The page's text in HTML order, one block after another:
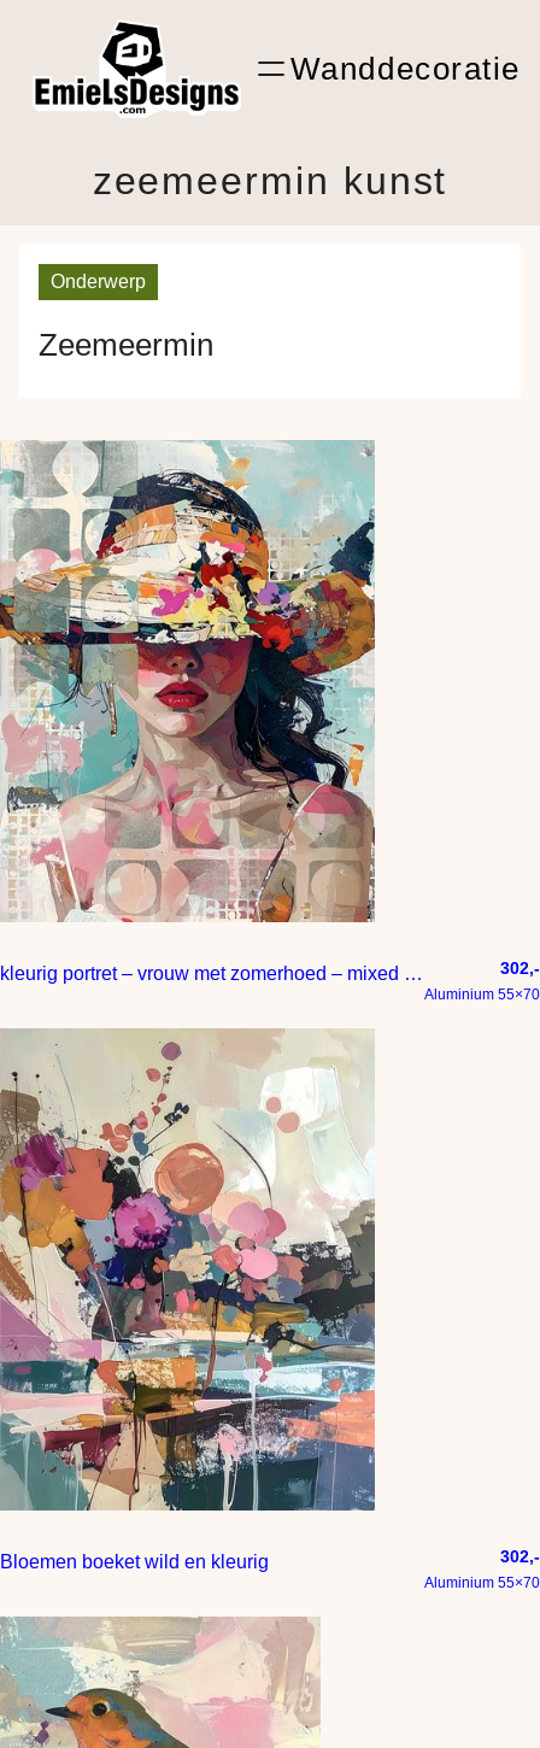
inhoud
Shop Kunst
Wanddecoratie
zeemeermin kunst
Onderwerp
Zeemeermin
kleurig portret – vrouw met zomerhoed – mixed media 302,-
Aluminium 55×70
Bloemen boeket wild en kleurig 302,-
Aluminium 55×70